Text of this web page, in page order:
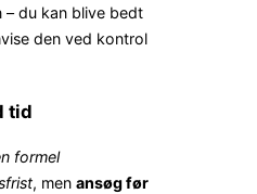
– du kan blive bedt
den ved kontrol
tid
formel
, men ansøg før